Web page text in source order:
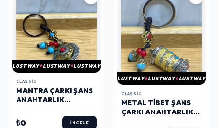
LUSTWAY LUSTWAY LUSTWAY
CLASSIC
MANTRA ÇARKI ŞANS
ANAHTARLIK
₺0 İNCELE
LUSTWAY LUSTWAY LUSTWAY
CLASSIC
METAL TIBET ŞANS
ÇARKI ANAHTARLIK